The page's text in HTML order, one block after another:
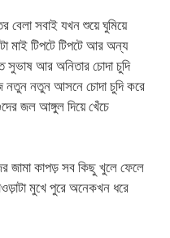
সবাই যখন শুয়ে ঘুমিয়ে
মাই টিপটে টিপটে আর অন্য
সুভাষ আর অনিতার চোদা চুদি
নতুন আসনে চোদা চুদি করে
জল আঙ্গুল দিয়ে খেঁচে
জামা কাপড় সব কিছু খুলে ফেলে
মুখে পুরে অনেকখন ধরে